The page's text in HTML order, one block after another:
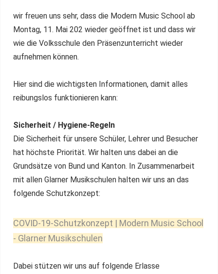
wir freuen uns sehr, dass die Modern Music School ab
Montag, 11. Mai 202 wieder geöffnet ist und dass wir
wie die Volksschule den Präsenzunterricht wieder
aufnehmen können.
Hier sind die wichtigsten Informationen, damit alles
reibungslos funktionieren kann:
Sicherheit / Hygiene-Regeln
Die Sicherheit für unsere Schüler, Lehrer und Besucher
hat höchste Priorität. Wir halten uns dabei an die
Grundsätze von Bund und Kanton. In Zusammenarbeit
mit allen Glarner Musikschulen halten wir uns an das
folgende Schutzkonzept:
COVID-19-Schutzkonzept | Modern Music School
- Glarner Musikschulen
Dabei stützen wir uns auf folgende Erlasse